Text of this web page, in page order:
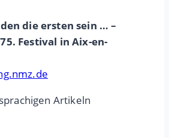
die ersten sein … –
Festival in Aix-en-
Artikeln